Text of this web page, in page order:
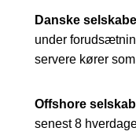
Danske
under
servere kører
Offshore
senest 8